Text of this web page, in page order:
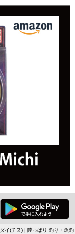
イ(チヌ) | 陸っぱり 釣り・魚釣